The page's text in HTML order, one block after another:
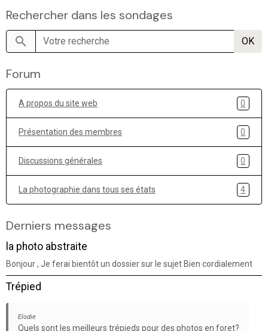
Rechercher dans les sondages
OK
Forum
A propos du site web 0
Présentation des membres 0
Discussions générales 0
La photographie dans tous ses états 4
Derniers messages
la photo abstraite
Bonjour , Je ferai bientôt un dossier sur le sujet Bien cordialement
Trépied
Elodie
Quels sont les meilleurs trépieds pour des photos en foret?